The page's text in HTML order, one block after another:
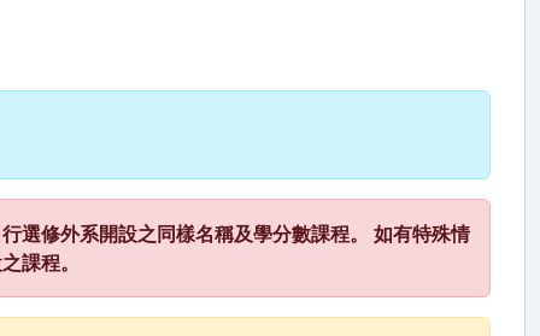
選修外系開設之同樣名稱及學分數課程。 如有特殊情
課程。